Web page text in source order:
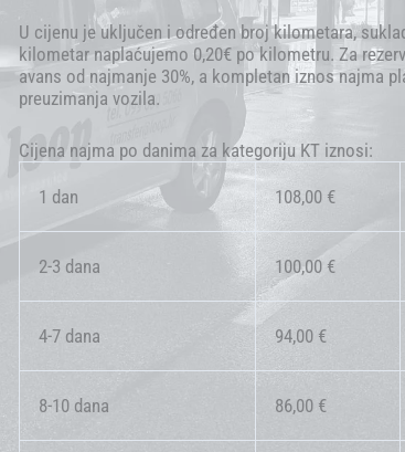
U cijenu je uključen i određen broj kilometara,
kilometar naplaćujemo 0,20€ po kilometru. Za
avans od najmanje 30%, a kompletan iznos najma
preuzimanja vozila.
Cijena najma po danima za kategoriju KT iznosi:
1 dan 108,00 €
2-3 dana 100,00 €
4-7 dana 94,00 €
8-10 dana 86,00 €